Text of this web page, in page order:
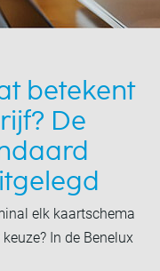
betekent
De
elk kaartschema
In de Benelux